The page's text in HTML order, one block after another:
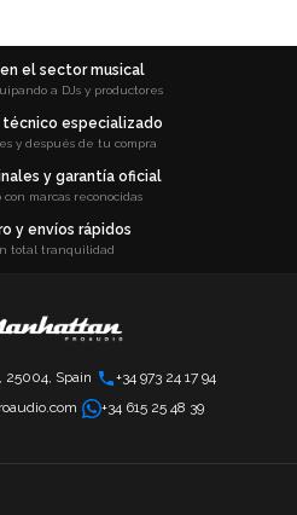
el sector musical
a DJs y productores
especializado
y después de tu compra
y garantía oficial
con marcas reconocidas
y envíos rápidos
total tranquilidad
Spain
+34 973 24 17 94
+34 615 25 48 39